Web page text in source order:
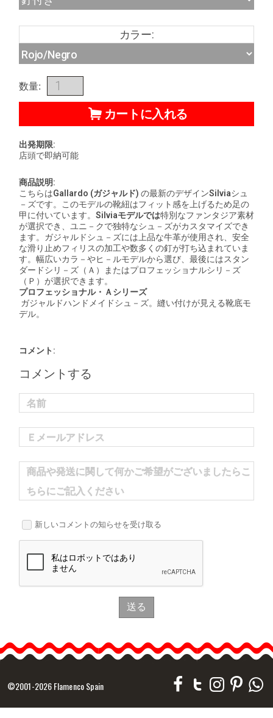
カラー:
数量:
カートに入れる
出発期限:
店頭で即納可能
商品説明:
こちらはGallardo (ガジャルド) の最新のデザインSilviaシュ
－ズです。このモデルの靴紐はフィット感を上げるため足の
甲に付いています。 Silviaモデルでは特別なファンタジア素材
が選択でき、ユニ－クで独特なシュ－ズがカスタマイズでき
ます。ガジャルドシュ－ズには上品な牛革が使用され、安全
な滑り止めフィリスの加工や数多くの釘が打ち込まれていま
す。幅広いカラ－やヒ－ルモデルから選び、最後にはスタン
ダードシリ－ズ（Ａ）またはプロフェッショナルシリ－ズ
（Ｐ）が選択できます。
プロフェッショナル・Ａシリーズ
ガジャルドハンドメイドシュ－ズ。縫い付けが見える靴底モ
デル。
コメント:
コメントする
名前
Ｅメールアドレス
商品や発送に関して何かご希望がございましたらこ
ちらにご記入ください
新しいコメントの知らせを受け取る
送る
©2001-2026 Flamenco Spain